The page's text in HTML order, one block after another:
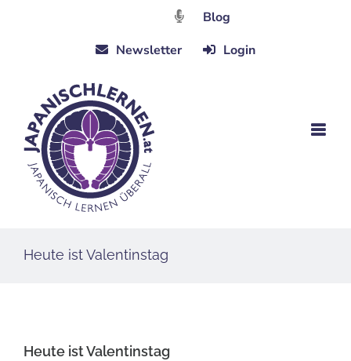
Blog
Newsletter
Login
Heute ist Valentinstag
Heute ist Valentinstag